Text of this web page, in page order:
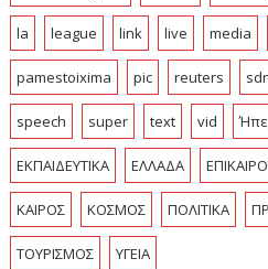
la league link live media
pamestoixima pic reuters
speech super text vid
ΕΚΠΑΙΔΕΥΤΙΚΑ ΕΛΛΑΔΑ
ΚΑΙΡΟΣ ΚΟΣΜΟΣ ΠΟΛΙΤΙΚΑ
ΤΟΥΡΙΣΜΟΣ ΥΓΕΙΑ